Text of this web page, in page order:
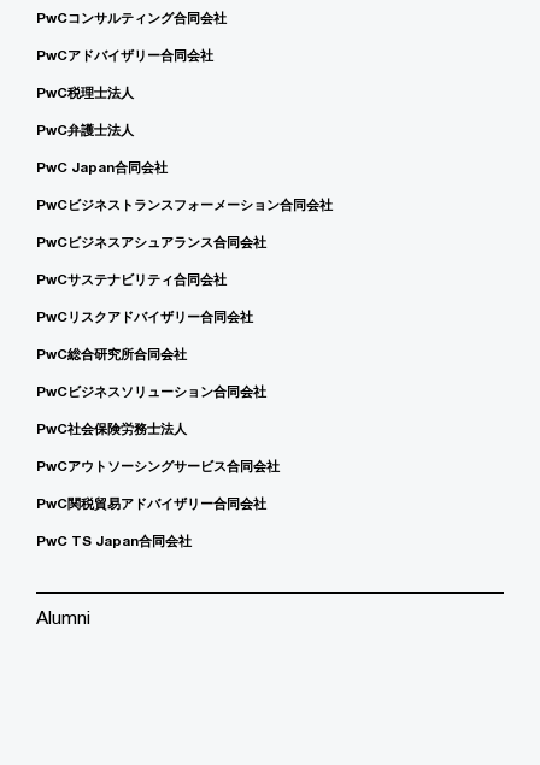
PwCコンサルティング合同会社
PwCアドバイザリー合同会社
PwC税理士法人
PwC弁護士法人
PwC Japan合同会社
PwCビジネストランスフォーメーション合同会社
PwCビジネスアシュアランス合同会社
PwCサステナビリティ合同会社
PwCリスクアドバイザリー合同会社
PwC総合研究所合同会社
PwCビジネスソリューション合同会社
PwC社会保険労務士法人
PwCアウトソーシングサービス合同会社
PwC関税貿易アドバイザリー合同会社
PwC TS Japan合同会社
Alumni